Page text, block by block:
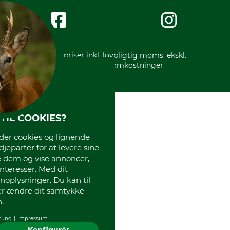
Impressum
Gratis returlabel
Om os
International
* Alle priser inkl. lovpligtig moms, ekskl.
forsendelsesomkostninger
COOKIES?
cookies og lignende
for at levere sine
og vise annoncer,
Med dit
Du kan til
ændre dit samtykke
Impressum